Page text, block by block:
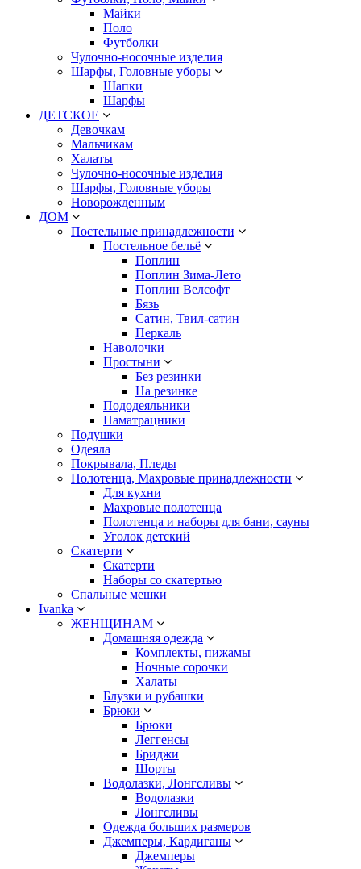
Майки
Поло
Футболки
Чулочно-носочные изделия
Шарфы, Головные уборы
Шапки
Шарфы
ДЕТСКОЕ
Девочкам
Мальчикам
Халаты
Чулочно-носочные изделия
Шарфы, Головные уборы
Новорожденным
ДОМ
Постельные принадлежности
Постельное бельё
Поплин
Поплин Зима-Лето
Поплин Велсофт
Бязь
Сатин, Твил-сатин
Перкаль
Наволочки
Простыни
Без резинки
На резинке
Пододеяльники
Наматрацники
Подушки
Одеяла
Покрывала, Пледы
Полотенца, Махровые принадлежности
Для кухни
Махровые полотенца
Полотенца и наборы для бани, сауны
Уголок детский
Скатерти
Скатерти
Наборы со скатертью
Спальные мешки
Ivanka
ЖЕНЩИНАМ
Домашняя одежда
Комплекты, пижамы
Ночные сорочки
Халаты
Блузки и рубашки
Брюки
Брюки
Леггенсы
Бриджи
Шорты
Водолазки, Лонгсливы
Водолазки
Лонгсливы
Одежда больших размеров
Джемперы, Кардиганы
Джемперы